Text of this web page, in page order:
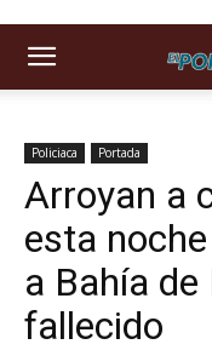
Policiaca Portada
Arroyan a
esta
a Bahía de
fallecido